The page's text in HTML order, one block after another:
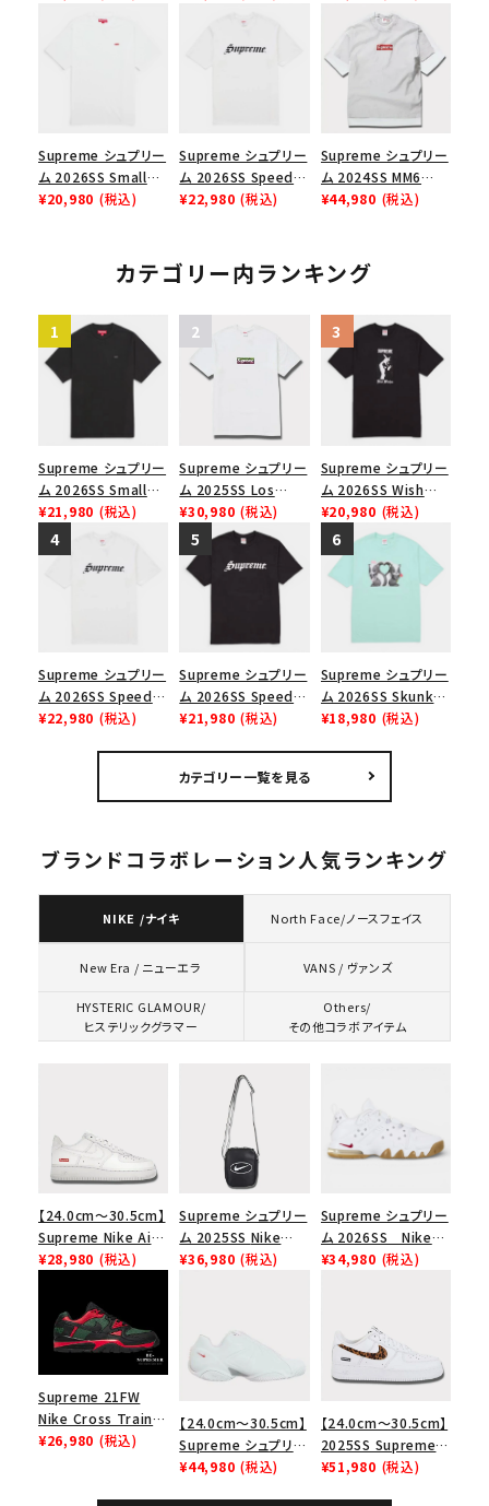
ックスTシャツ ブラッ
Supreme シュプリー
ム 2026SS Small
Box Tee スモールボ
¥20,980 (税込)
Supreme シュプリー
ム 2026SS Speed
Tee スピードTシャツ
¥22,980 (税込)
Supreme シュプリー
ム 2024SS MM6
Maison Margiela
クスロゴTシャツ ホ
ワイト 白
¥44,980 (税込)
カテゴリー内ランキング
Supreme シュプリー
ム 2026SS Small
Box Tee スモールボ
ックスTシャツ ブラッ
ク
¥21,980 (税込)
Supreme シュプリー
ム 2025SS Los
Angeles Fire Relief
Box Logo Tee ファ
イヤーリリーフボック
スロゴTシャツ ホワ
¥30,980 (税込)
Supreme シュプリー
ム 2026SS Wish
Tee ウィッシュTシ
ャツ ブラック
¥20,980 (税込)
Supreme シュプリー
ム 2026SS Speed
Tee スピードTシャツ
¥22,980 (税込)
Supreme シュプリー
ム 2026SS Speed
Tee スピードTシャツ
¥21,980 (税込)
Supreme シュプリー
ム 2026SS Skunk
Tee スカンクTシャツ
¥18,980 (税込)
カテゴリー一覧を見る
ブランドコラボレーション人気ランキング
NIKE /ナイキ North Face/ノースフェイス
New Era / ニューエラ VANS / ヴァンズ
HYSTERIC GLAMOUR/
ヒステリックグラマー
Others/
その他コラボアイテム
【24.0cm～30.5cm】
Supreme Nike Air
Force 1 Low シュプ
ース１スニーカー シ
ューズ ホワイト
¥28,980 (税込)
Supreme シュプリー
ム 2025SS Nike
Leather Shoulder
¥36,980 (税込)
Supreme シュプリー
ム 2026SS Nike
SB Air Max 2 CB 94
ロー SP ホワイト
¥34,980 (税込)
Supreme 21FW
Nike Cross Trainer
Low ナイキクロスト
¥26,980 (税込)
【24.0cm～30.5cm】
Supreme シュプリー
ム 2023AW Nike
¥44,980 (税込)
【24.0cm～30.5cm】
2025SS Supreme
GOODENOUGH
¥51,980 (税込)